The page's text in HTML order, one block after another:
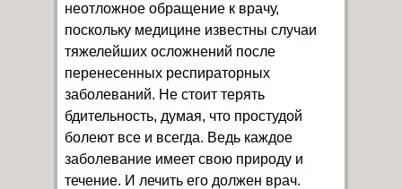
неотложное обращение к врачу,
поскольку медицине известны случаи
тяжелейших осложнений после
перенесенных респираторных
заболеваний. Не стоит терять
бдительность, думая, что простудой
болеют все и всегда. Ведь каждое
заболевание имеет свою природу и
течение. И лечить его должен врач.